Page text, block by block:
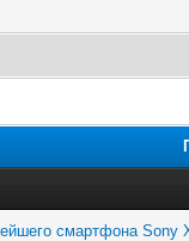
смартфона Sony